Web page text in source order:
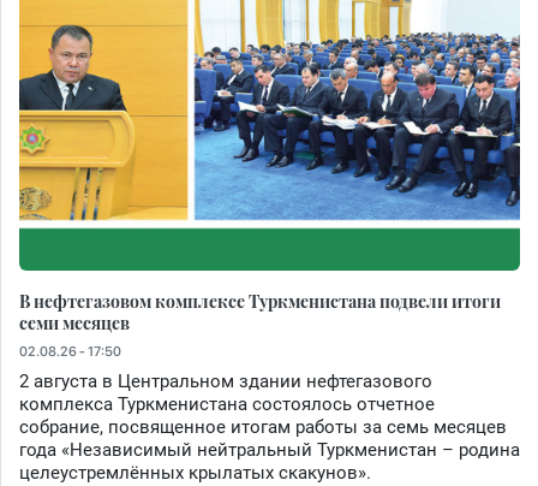
В нефтегазовом комплексе Туркменистана подвели итоги
семи месяцев
02.08.26 - 17:50
2 августа в Центральном здании нефтегазового
комплекса Туркменистана состоялось отчетное
собрание, посвященное итогам работы за семь месяцев
года «Независимый нейтральный Туркменистан – родина
целеустремлённых крылатых скакунов».